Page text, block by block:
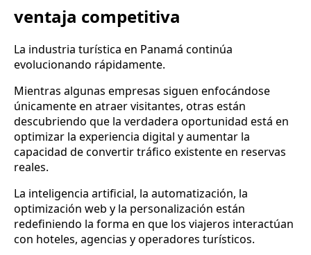
ventaja competitiva
La industria turística en Panamá continúa
evolucionando rápidamente.
Mientras algunas empresas siguen enfocándose
únicamente en atraer visitantes, otras están
descubriendo que la verdadera oportunidad está en
optimizar la experiencia digital y aumentar la
capacidad de convertir tráfico existente en reservas
reales.
La inteligencia artificial, la automatización, la
optimización web y la personalización están
redefiniendo la forma en que los viajeros interactúan
con hoteles, agencias y operadores turísticos.